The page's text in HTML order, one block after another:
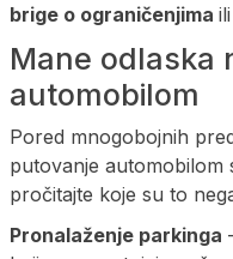
brige o ograničenjima
Mane odlaska
automobilom
Pored mnogobojnih
putovanje automobilom
pročitajte koje su to
Pronalaženje parkinga